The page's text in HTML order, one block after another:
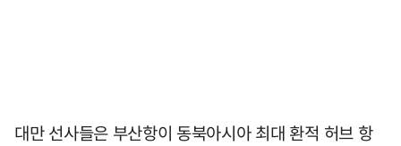
대만 선사들은 부산항이 동북아시아 최대 환적 허브 항